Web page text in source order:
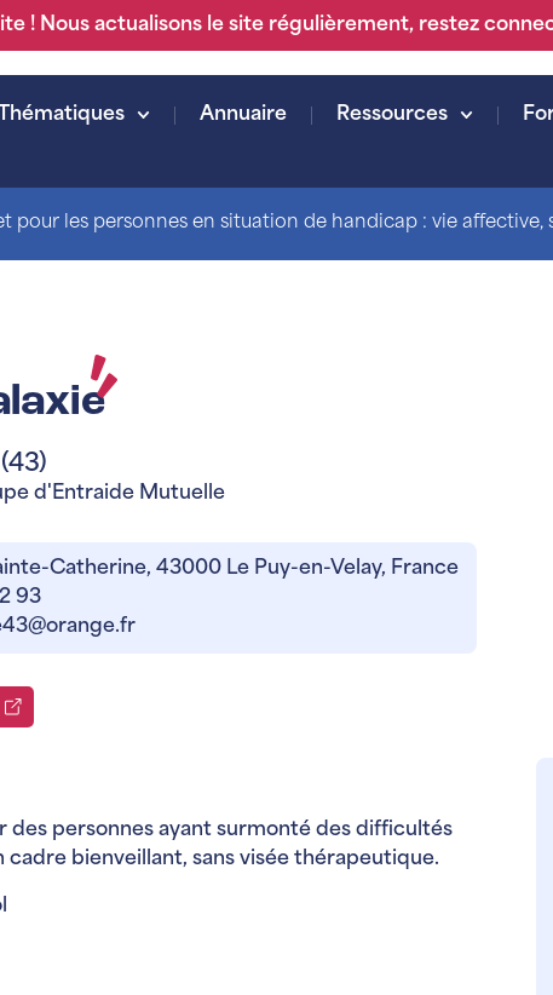
! Nous actualisons le site régulièrement, restez
Thématiques Annuaire Ressources
pour les personnes en situation de handicap : vie
d'Entraide Mutuelle
Catherine, 43000 Le Puy-en-Velay, France
93
des personnes ayant surmonté des difficultés
bienveillant, sans visée thérapeutique.